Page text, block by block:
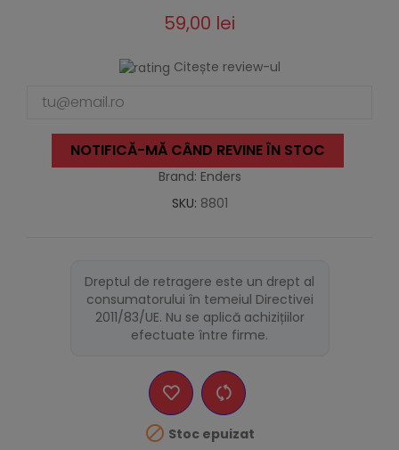
59,00 lei
Citește review-ul
NOTIFICĂ-MĂ CÂND REVINE ÎN STOC
Brand: Enders
SKU: 8801
Dreptul de retragere este un drept al
consumatorului în temeiul Directivei
2011/83/UE. Nu se aplică achizițiilor
efectuate între firme.
 Stoc epuizat